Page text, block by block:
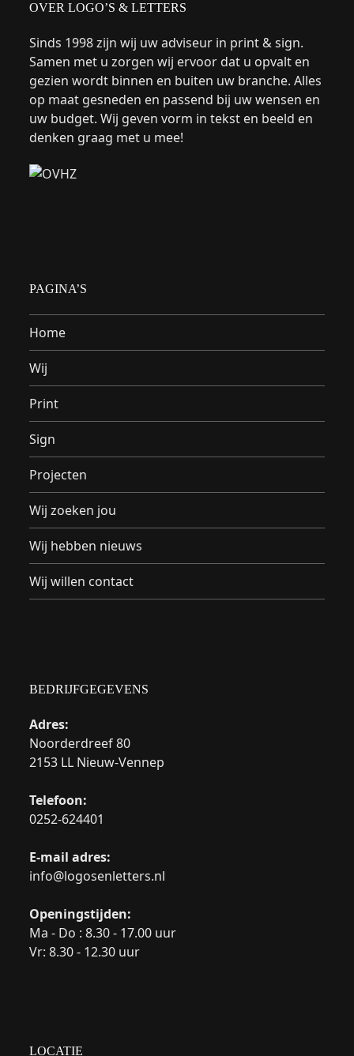
OVER LOGO’S & LETTERS
Sinds 1998 zijn wij uw adviseur in print & sign.
Samen met u zorgen wij ervoor dat u opvalt en
gezien wordt binnen en buiten uw branche. Alles
op maat gesneden en passend bij uw wensen en
uw budget. Wij geven vorm in tekst en beeld en
denken graag met u mee!
PAGINA’S
Home
Wij
Print
Sign
Projecten
Wij zoeken jou
Wij hebben nieuws
Wij willen contact
BEDRIJFGEGEVENS
Adres:
Noorderdreef 80
2153 LL Nieuw-Vennep
Telefoon:
0252-624401
E-mail adres:
info@logosenletters.nl
Openingstijden:
Ma - Do : 8.30 - 17.00 uur
Vr: 8.30 - 12.30 uur
LOCATIE